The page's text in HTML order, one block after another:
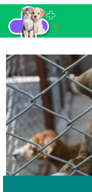
Paraguay activó el
Corrientes reclaman
Febrero 11, 2026